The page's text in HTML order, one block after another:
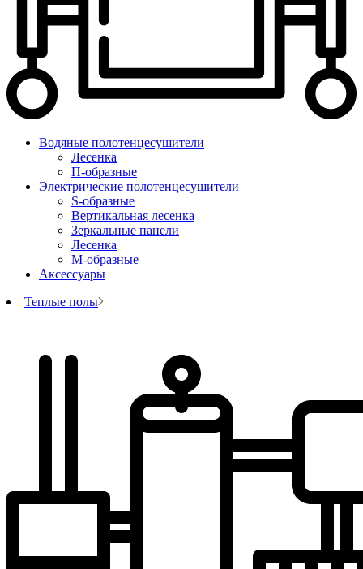
Водяные полотенцесушители
Лесенка
П-образные
Электрические полотенцесушители
S-образные
Вертикальная лесенка
Зеркальные панели
Лесенка
М-образные
Аксессуары
Теплые полы